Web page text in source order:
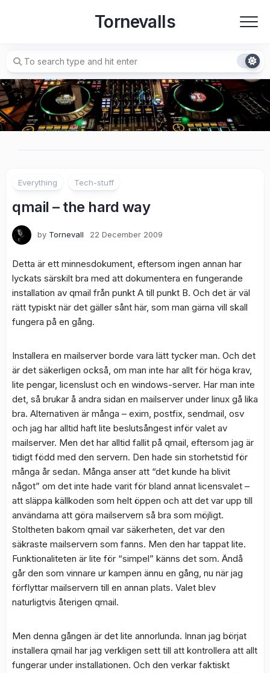
Tornevalls
Everything Tech-stuff
qmail – the hard way
by Tornevall 22 December 2009
Detta är ett minnesdokument, eftersom ingen annan har
lyckats särskilt bra med att dokumentera en fungerande
installation av qmail från punkt A till punkt B. Och det är väl
rätt typiskt när det gäller sånt här, som man gärna vill skall
fungera på en gång.
Installera en mailserver borde vara lätt tycker man. Och det
är det säkerligen också, om man inte har allt för höga krav,
lite pengar, licenslust och en windows-server. Har man inte
det, så brukar å andra sidan en mailserver under linux gå lika
bra. Alternativen är många – exim, postfix, sendmail, osv
och jag har alltid haft lite beslutsångest inför valet av
mailserver. Men det har alltid fallit på qmail, eftersom jag är
tidigt född med den servern. Den hade sin storhetstid för
många år sedan. Många anser att “det kunde ha blivit
något” om det inte hade varit för bland annat licensvalet –
att släppa källkoden som helt öppen och att det var upp till
användarna att göra mailservern så bra som möjligt.
Stoltheten bakom qmail var säkerheten, det var den
säkraste mailservern som fanns. Men den har tappat lite.
Funktionaliteten är lite för “simpel” känns det som. Ändå
går den som vinnare ur kampen ännu en gång, nu när jag
förflyttar mailservern till en annan plats. Valet blev
naturligtvis återigen qmail.
Men denna gången är det lite annorlunda. Innan jag börjat
installera qmail har jag verkligen sett till att kontrollera att allt
fungerar under installationen. Och den verkar faktiskt